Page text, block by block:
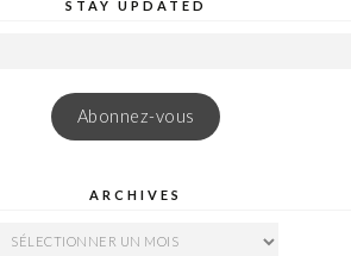
STAY UPDATED
Abonnez-vous
ARCHIVES
ARCHIVES